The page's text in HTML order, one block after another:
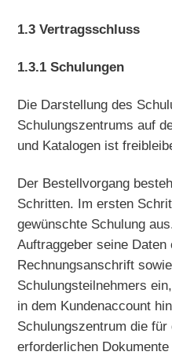
1.3 Vertragsschluss
1.3.1 Schulungen
Die Darstellung des
Schulungszentrums auf
und Katalogen ist
Der Bestellvorgang
Schritten. Im ersten
gewünschte Schulung
Auftraggeber seine
Rechnungsanschrift
Schulungsteilnehmers
in dem Kundenaccount
Schulungszentrum die
erforderlichen